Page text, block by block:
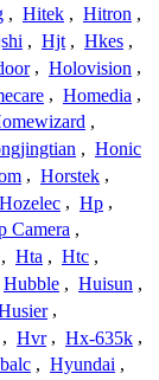
, Hitek , Hitron ,
, Hjt , Hkes ,
, Holovision ,
, Homedia ,
,
, Honic
, Horstek ,
Hozelec , Hp ,
Camera ,
, Hta , Htc ,
Hubble , Huisun ,
,
, Hvr , Hx-635k ,
, Hyundai ,